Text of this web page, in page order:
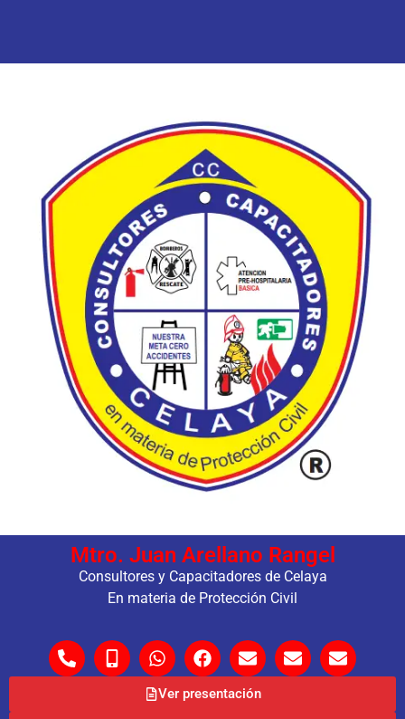
Mtro. Juan Arellano Rangel
Consultores y Capacitadores de Celaya
En materia de Protección Civil
Ver presentación